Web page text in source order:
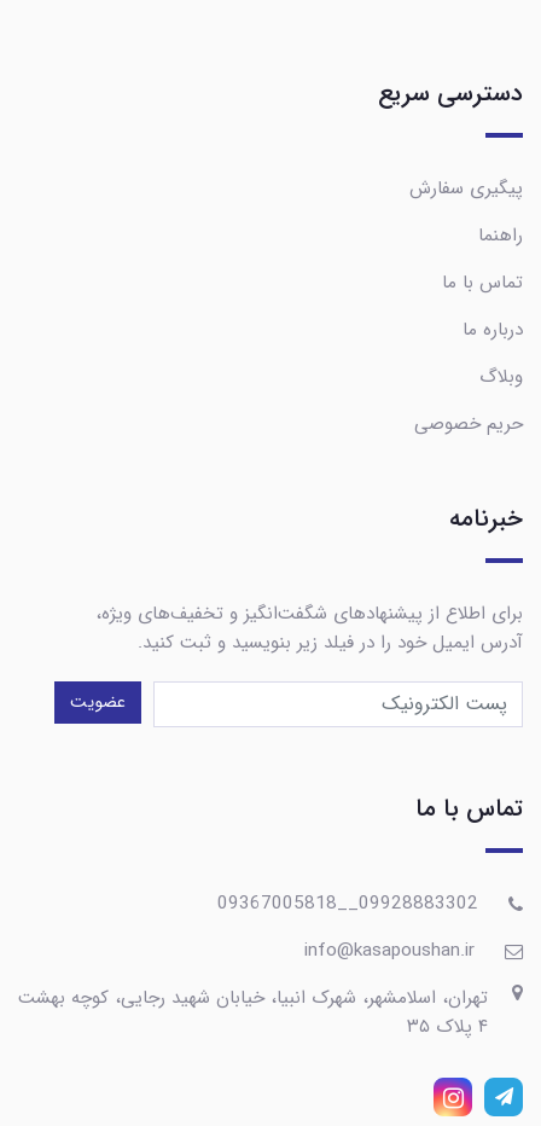
دسترسی سریع
پیگیری سفارش
راهنما
تماس با ما
درباره ما
وبلاگ
حریم خصوصی
خبرنامه
برای اطلاع از پیشنهادهای شگفت‌انگیز و تخفیف‌های ویژه،
آدرس ایمیل خود را در فیلد زیر بنویسید و ثبت کنید.
عضویت
تماس با ما
تهران، اسلامشهر، شهرک انبیا، خیابان شهید رجایی، کوچه بهشت
۴ پلاک ۳۵